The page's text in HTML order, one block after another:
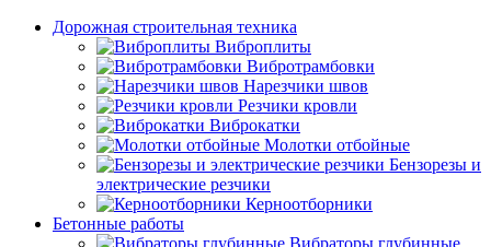
Дорожная строительная техника
Виброплиты
Вибротрамбовки
Нарезчики швов
Резчики кровли
Виброкатки
Молотки отбойные
Бензорезы и
электрические резчики
Керноотборники
Бетонные работы
Вибраторы глубинные